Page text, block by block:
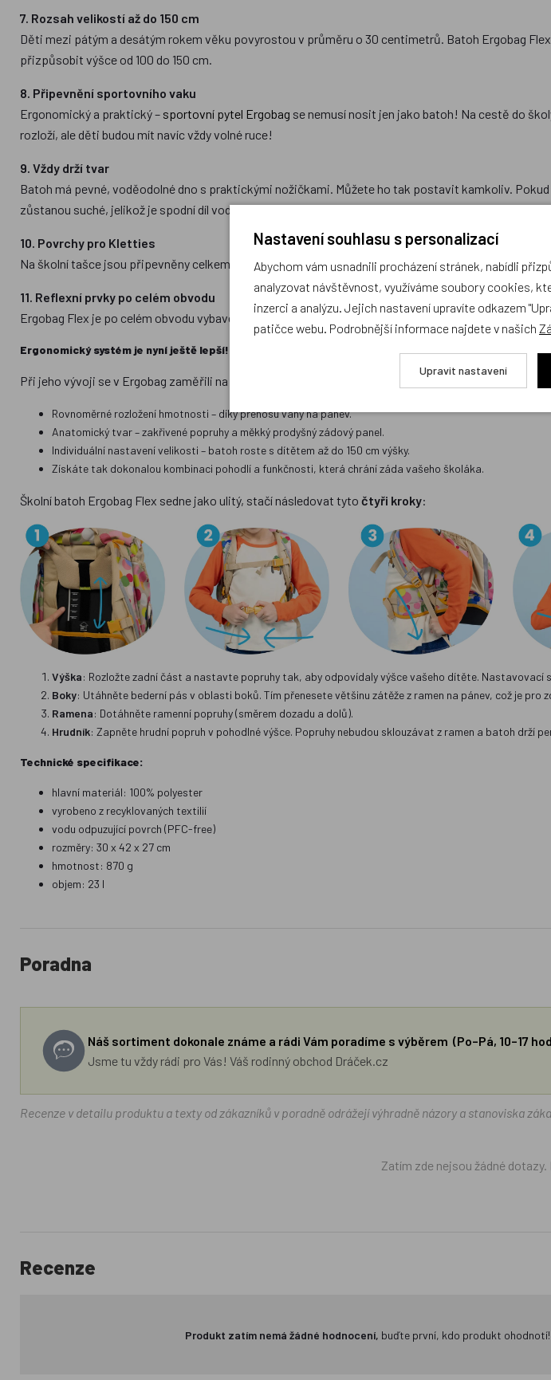
7. Rozsah velikostí až do 150 cm
Děti mezi pátým a desátým rokem věku povyrostou v průměru o 30 centimetrů. Batoh Ergobag
přizpůsobit výšce od 100 do 150 cm.
8. Připevnění sportovního vaku
Ergonomický a praktický – sportovní pytel Ergobag se nemusí nosit jen jako batoh! Na cestě do
rozloží, ale děti budou mít navíc vždy volné ruce!
9. Vždy drží tvar
Batoh má pevné, voděodolné dno s praktickými nožičkami. Můžete ho tak postavit kamkoliv.
zůstanou suché, jelikož je spodní díl voděodolný.
10. Povrchy pro Kletties
Na školní tašce jsou připevněny celkem čtyři suché zipy pro barevnéKletties. Díky tomu má každé
11. Reflexní prvky po celém obvodu
Ergobag Flex je po celém obvodu vybaven velkým množstvím reflexních prvků, díky nimž je školák
Ergonomický systém je nyní ještě lepší!
Při jeho vývoji se v Ergobag zaměřili na to, co je pro dětskou anatomii nejdůležitější. Pro podporu
Rovnoměrné rozložení hmotnosti – díky přenosu váhy na pánev.
Anatomický tvar – zakřivené popruhy a měkký prodyšný zádový panel.
Individuální nastavení velikosti – batoh roste s dítětem až do 150 cm výšky.
Získáte tak dokonalou kombinaci pohodlí a funkčnosti, která chrání záda vašeho školáka.
Školní batoh Ergobag Flex sedne jako ulitý, stačí následovat tytočtyři kroky:
Výška: Rozložte zadní část a nastavte popruhy tak, aby odpovídaly výšce vašeho dítěte.
Boky: Utáhněte bederní pás v oblasti boků. Tím přenesete většinu zátěže z ramen na pánev, což je pro
Ramena: Dotáhněte ramenní popruhy (směrem dozadu a dolů).
Hrudník: Zapněte hrudní popruh v pohodlné výšce. Popruhy nebudou sklouzávat z ramen a batoh drží
Technické specifikace:
hlavní materiál: 100% polyester
vyrobeno z recyklovaných textilií
vodu odpuzující povrch (PFC-free)
rozměry: 30 x 42 x 27 cm
hmotnost: 870 g
objem: 23 l
Poradna
Náš sortiment dokonale známe a rádi Vám poradíme s výběrem (Po–Pá, 10–17
Jsme tu vždy rádi pro Vás! Váš rodinný obchod Dráček.cz
Recenze v detailu produktu a texty od zákazníků v poradně odrážejí výhradně názory a stanoviska
Zatím zde nejsou žádné
Recenze
Produkt zatím nemá žádné hodnocení, buďte první, kdo produkt ohodnotí!
Nastavení souhlasu s personalizací
Abychom vám usnadnili procházení stránek, nabídli
analyzovat návštěvnost, využíváme soubory cookies,
inzerci a analýzu. Jejich nastavení upravíte odkazem
patičce webu. Podrobnější informace najdete v našich
Upravit nastavení